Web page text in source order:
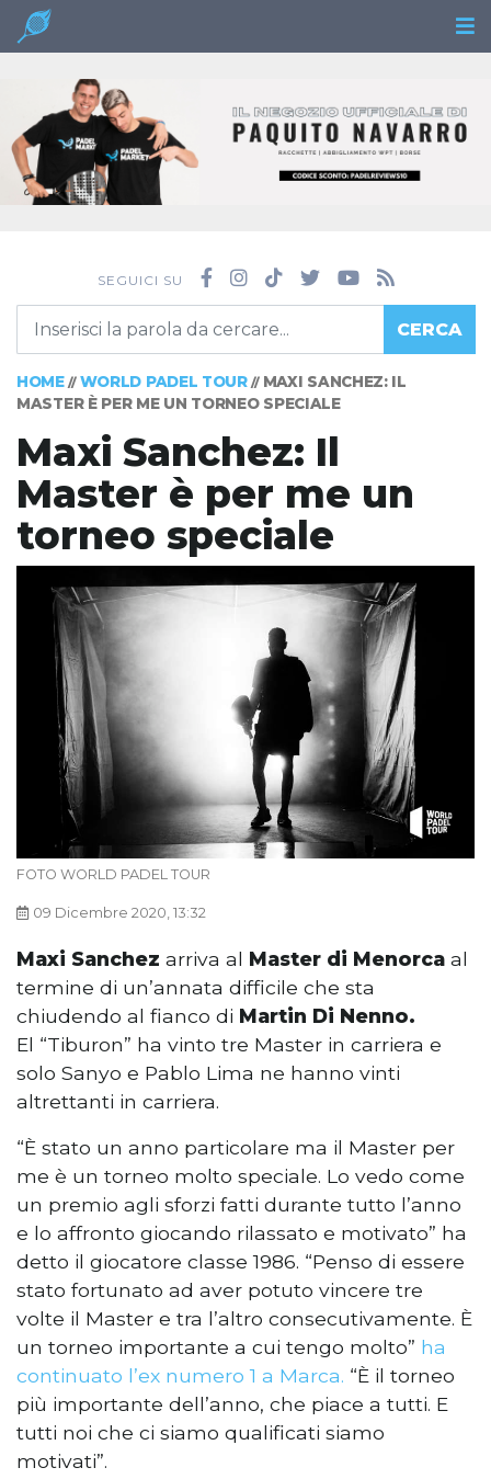
SEGUICI SU
CERCA
HOME// WORLD PADEL TOUR// MAXI SANCHEZ: IL
MASTER È PER ME UN TORNEO SPECIALE
Maxi Sanchez: Il
Master è per me un
torneo speciale
FOTO WORLD PADEL TOUR
09 Dicembre 2020, 13:32
Maxi Sanchez arriva al Master di Menorca al
termine di un’annata difficile che sta
chiudendo al fianco di Martin Di Nenno.
El “Tiburon” ha vinto tre Master in carriera e
solo Sanyo e Pablo Lima ne hanno vinti
altrettanti in carriera.
“È stato un anno particolare ma il Master per
me è un torneo molto speciale. Lo vedo come
un premio agli sforzi fatti durante tutto l’anno
e lo affronto giocando rilassato e motivato” ha
detto il giocatore classe 1986. “Penso di essere
stato fortunato ad aver potuto vincere tre
volte il Master e tra l’altro consecutivamente. È
un torneo importante a cui tengo molto” ha
continuato l’ex numero 1 a Marca. “È il torneo
più importante dell’anno, che piace a tutti. E
tutti noi che ci siamo qualificati siamo
motivati”.